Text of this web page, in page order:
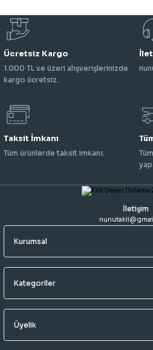
Ücretsiz Kargo
1.000 TL ve üzeri alışverişlerinizde
kargo ücretsiz.
Taksit İmkanı
Tüm ürünlerde taksit imkanı.
İletişim
Kurumsal
Kategoriler
Üyelik